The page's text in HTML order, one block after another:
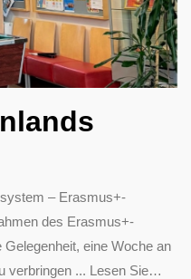
– Erasmus+-
des Erasmus+-
eine Woche an
verbringen ... Lesen Sie…